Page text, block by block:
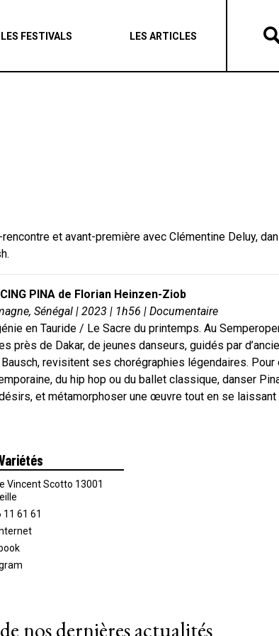
LES FESTIVALS LES ARTICLES
rencontre et avant-première avec Clémentine Deluy,
PINA de Florian Heinzen-Ziob
Sénégal | 2023 | 1h56 | Documentaire
en Tauride / Le Sacre du printemps. Au
près de Dakar, de jeunes danseurs, guidés par
Bausch, revisitent ses chorégraphies légendaires.
du hip hop ou du ballet classique, danser
et métamorphoser une œuvre tout en se
Vincent Scotto 13001
11 61 61
nos dernières actualités